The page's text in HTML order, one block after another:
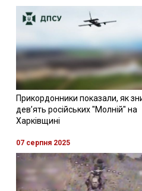
Прикордонники показали, як
девʼять російських "Молній" на
Харківщині
07 серпня 2025